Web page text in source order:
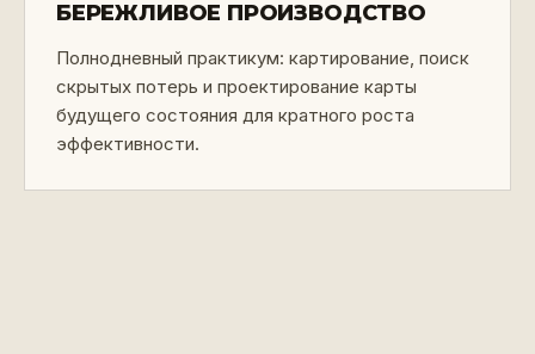
БЕРЕЖЛИВОЕ ПРОИЗВОДСТВО
Полнодневный практикум: картирование, поиск
скрытых потерь и проектирование карты
будущего состояния для кратного роста
эффективности.